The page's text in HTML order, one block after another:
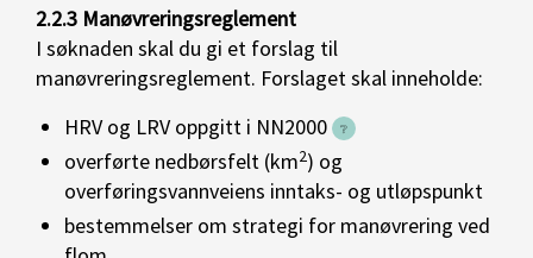
2.2.3 Manøvreringsreglement
I søknaden skal du gi et forslag til
manøvreringsreglement. Forslaget skal inneholde:
HRV og LRV oppgitt i NN2000
overførte nedbørsfelt (km2) og
overføringsvannveiens inntaks- og utløpspunkt
bestemmelser om strategi for manøvrering ved